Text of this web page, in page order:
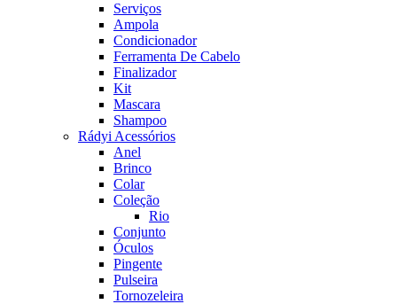
Serviços
Ampola
Condicionador
Ferramenta De Cabelo
Finalizador
Kit
Mascara
Shampoo
Rádyi Acessórios
Anel
Brinco
Colar
Coleção
Rio
Conjunto
Óculos
Pingente
Pulseira
Tornozeleira